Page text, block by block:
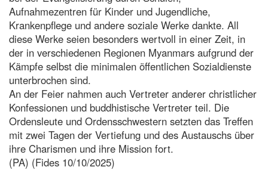
Aufnahmezentren für Kinder und Jugendliche,
Krankenpflege und andere soziale Werke dankte. All
diese Werke seien besonders wertvoll in einer Zeit, in
der in verschiedenen Regionen Myanmars aufgrund der
Kämpfe selbst die minimalen öffentlichen Sozialdienste
unterbrochen sind.
An der Feier nahmen auch Vertreter anderer christlicher
Konfessionen und buddhistische Vertreter teil. Die
Ordensleute und Ordensschwestern setzten das Treffen
mit zwei Tagen der Vertiefung und des Austauschs über
ihre Charismen und ihre Mission fort.
(PA) (Fides 10/10/2025)